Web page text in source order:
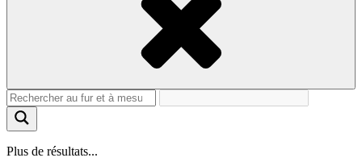
Plus de résultats...